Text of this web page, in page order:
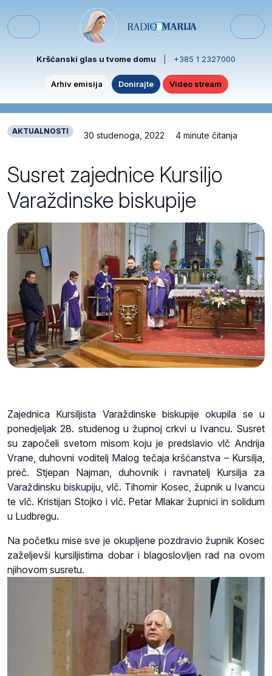
Menu
Kršćanski glas u tvome domu +385 1 2327000
Arhiv emisija Donirajte Video stream
AKTUALNOSTI 30 studenoga, 2022 4 minute čitanja
Susret zajednice Kursiljo
Varaždinske biskupije
Zajednica Kursiljista Varaždinske biskupije okupila se u
ponedjeljak 28. studenog u župnoj crkvi u Ivancu. Susret
su započeli svetom misom koju je predslavio vlč Andrija
Vrane, duhovni voditelj Malog tečaja kršćanstva – Kursilja,
preč. Stjepan Najman, duhovnik i ravnatelj Kursilja za
Varaždinsku biskupiju, vlč. Tihomir Kosec, župnik u Ivancu
te vlč. Kristijan Stojko i vlč. Petar Mlakar župnici in solidum
u Ludbregu.
Na početku mise sve je okupljene pozdravio župnik Kosec
zaželjevši kursiljistima dobar i blagoslovljen rad na ovom
njihovom susretu.